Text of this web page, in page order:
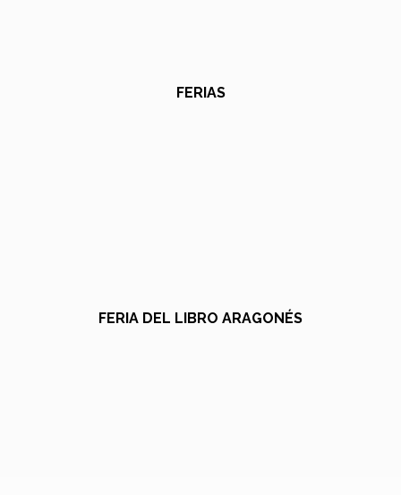
FERIAS
FERIA DEL LIBRO ARAGONÉS